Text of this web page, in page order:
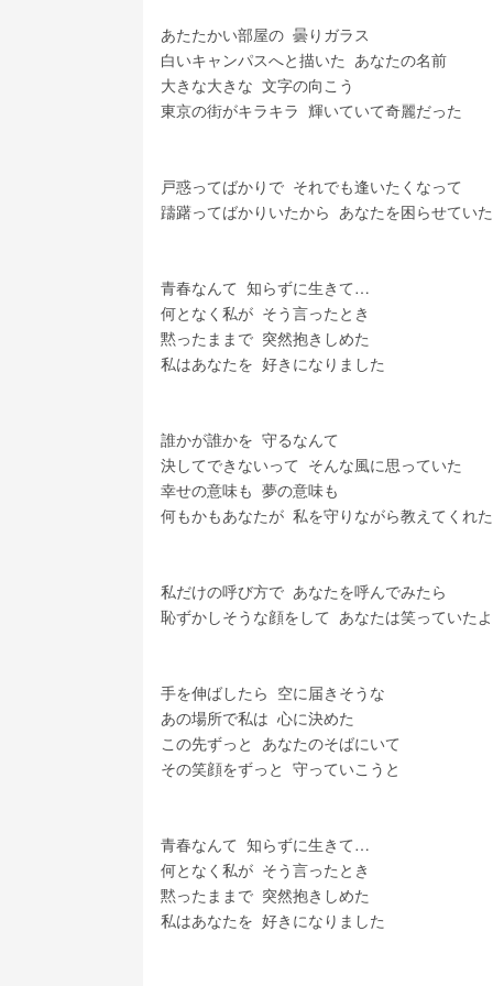
あたたかい部屋の  曇りガラス
白いキャンパスへと描いた  あなたの名前
大きな大きな  文字の向こう
東京の街がキラキラ  輝いていて奇麗だった
戸惑ってばかりで  それでも逢いたくなって
躊躇ってばかりいたから  あなたを困らせてい
青春なんて  知らずに生きて…
何となく私が  そう言ったとき
黙ったままで  突然抱きしめた
私はあなたを  好きになりました
誰かが誰かを  守るなんて
決してできないって  そんな風に思っていた
幸せの意味も  夢の意味も
何もかもあなたが  私を守りながら教えてくれた
私だけの呼び方で  あなたを呼んでみたら
恥ずかしそうな顔をして  あなたは笑っていた
手を伸ばしたら  空に届きそうな
あの場所で私は  心に決めた
この先ずっと  あなたのそばにいて
その笑顔をずっと  守っていこうと
青春なんて  知らずに生きて…
何となく私が  そう言ったとき
黙ったままで  突然抱きしめた
私はあなたを  好きになりました